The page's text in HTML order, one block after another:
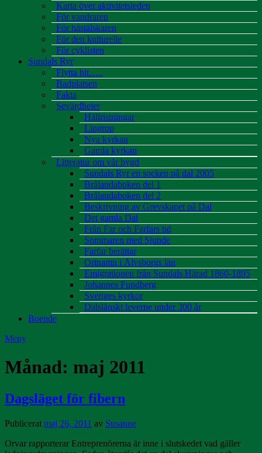
Karta över aktivitetsleden
För vandraren
För hästälskaren
För den kulturelle
För cyklisten
Sundals Ryr
Flytta hit…..
Badplatsen
Fakta
Sevärdheter
Hällristningar
Lingrop
Nya kyrkan
Gamla kyrkan
Litteratur om vår bygd
Sundals Ryr en socken på dal 2005
Brålandaboken del 1
Brålandaboken del 2
Beskrivning av Grevskapet på Dal
Det gamla Dal
Från Far och Farfars tid
Sommaren med Sjunde
Farfar berättar
Ortnamn i Älvsborgs län
Emigrationen från Sundals Härad 1860-1895
Johannes Fundberg
Sveriges kyrkor
Dalslänskt leverne under 300 år
Boende
Meny
Månad: maj 2011
Dagsläget för fibern
Publicerat maj 26, 2011 av Susanne
Orvar rapporterar Entreprenörerna är inne i slutskedet vad gäller